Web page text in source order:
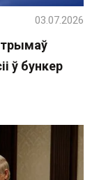
ў бункер
03.07.2026